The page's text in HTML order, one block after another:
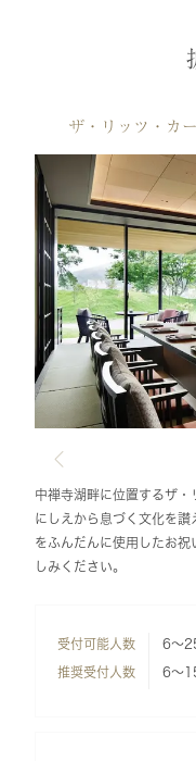
ザ・リッツ・カ
中禅寺湖畔に位置するザ
にしえから息づく文化を
をふんだんに使用したお
しみください。
受付可能人数 6～
推奨受付人数 6～